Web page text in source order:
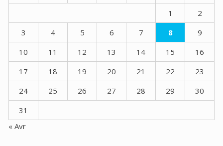
1
2
3
4 5 6 7 8
9
10
11 12 13 14 15
16
17
18 19 20 21 22
23
24
25 26 27 28 29
30
31
« Avr